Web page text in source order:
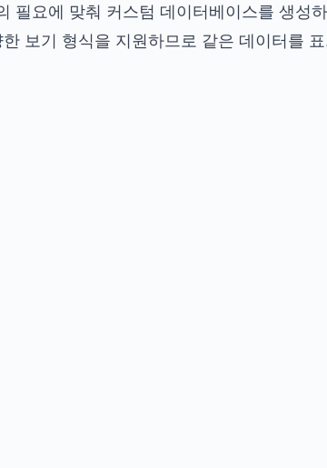
필요에 맞춰 커스텀 데이터베이스를 생성
보기 형식을 지원하므로 같은 데이터를